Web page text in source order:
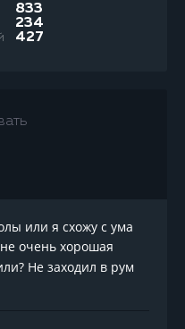
833
234
427
или я схожу с ума
очень хорошая
Не заходил в рум